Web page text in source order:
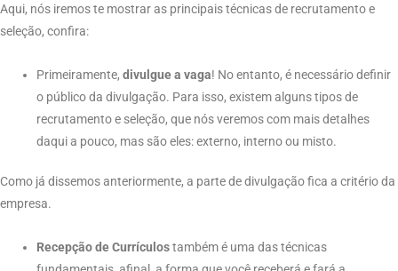
Aqui, nós iremos te mostrar as principais técnicas de recrutamento e
seleção, confira:
Primeiramente,divulgue a vaga! No entanto, é necessário definir
o público da divulgação. Para isso, existem alguns tipos de
recrutamento e seleção, que nós veremos com mais detalhes
daqui a pouco, mas são eles: externo, interno ou misto.
Como já dissemos anteriormente, a parte de divulgação fica a critério da
empresa.
Recepção de Currículostambém é uma das técnicas